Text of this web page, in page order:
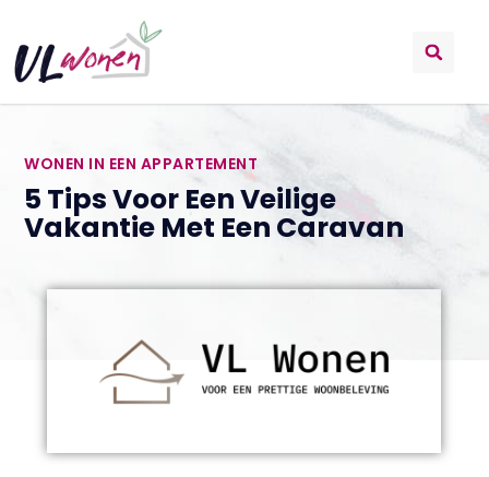
WONEN IN EEN APPARTEMENT
5 Tips Voor Een Veilige
Vakantie Met Een Caravan